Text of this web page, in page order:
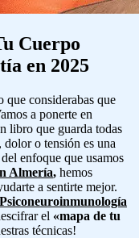
Cuerpo
en 2025
que considerabas que
a ponerte en
libro que guarda todas
dolor o tensión es una
enfoque que usamos
Almería, hemos
a sentirte mejor.
Psiconeuroinmunología
el «mapa de tu
técnicas!